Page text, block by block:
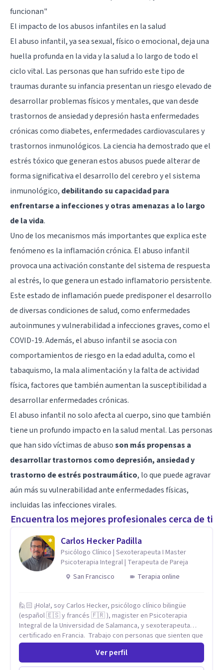
funcionan"
El impacto de los abusos infantiles en la salud
El abuso infantil, ya sea sexual, físico o emocional, deja una
huella profunda en la vida y la salud a lo largo de todo el
ciclo vital. Las personas que han sufrido este tipo de
traumas durante su infancia presentan un riesgo elevado de
desarrollar problemas físicos y mentales, que van desde
trastornos de ansiedad y depresión hasta enfermedades
crónicas como diabetes, enfermedades cardiovasculares y
trastornos inmunológicos. La ciencia ha demostrado que el
estrés tóxico que generan estos abusos puede alterar de
forma significativa el desarrollo del cerebro y el sistema
inmunológico, debilitando su capacidad para
enfrentarse a infecciones y otras amenazas a lo largo
de la vida.
Uno de los mecanismos más importantes que explica este
fenómeno es la inflamación crónica. El abuso infantil
provoca una activación constante del sistema de respuesta
al estrés, lo que genera un estado inflamatorio persistente.
Este estado de inflamación puede predisponer el desarrollo
de diversas condiciones de salud, como enfermedades
autoinmunes y vulnerabilidad a infecciones graves, como el
COVID-19. Además, el abuso infantil se asocia con
comportamientos de riesgo en la edad adulta, como el
tabaquismo, la mala alimentación y la falta de actividad
física, factores que también aumentan la susceptibilidad a
desarrollar enfermedades crónicas.
El abuso infantil no solo afecta al cuerpo, sino que también
tiene un profundo impacto en la salud mental. Las personas
que han sido víctimas de abusoson más propensas a
desarrollar trastornos como depresión, ansiedad y
trastorno de estrés postraumático, lo que puede agravar
aún más su vulnerabilidad ante enfermedades físicas,
incluidas las infecciones virales.
Encuentra los mejores profesionales cerca de ti
Carlos Hecker Padilla
Psicólogo Clínico | Sexoterapeuta I Master
Psicoterapia Integral | Terapeuta de Pareja
San Francisco
Terapia online
🙋🏻 ¡Hola!, soy Carlos Hecker, psicólogo clínico bilingüe
(español 🇪🇸 y francés 🇫🇷 ), magister en Psicoterapia
Integral de la Universidad de Salamanca, y sexoterapeuta
certificado en Francia. Trabajo con personas que sienten que
algo en su vida dejó de calzar: ansiedad que se desborda,
tristeza que no se va, duelos que se alargan, relaciones que
repiten el mismo patrón o preguntas en torno a la sexualidad
Ver perfil